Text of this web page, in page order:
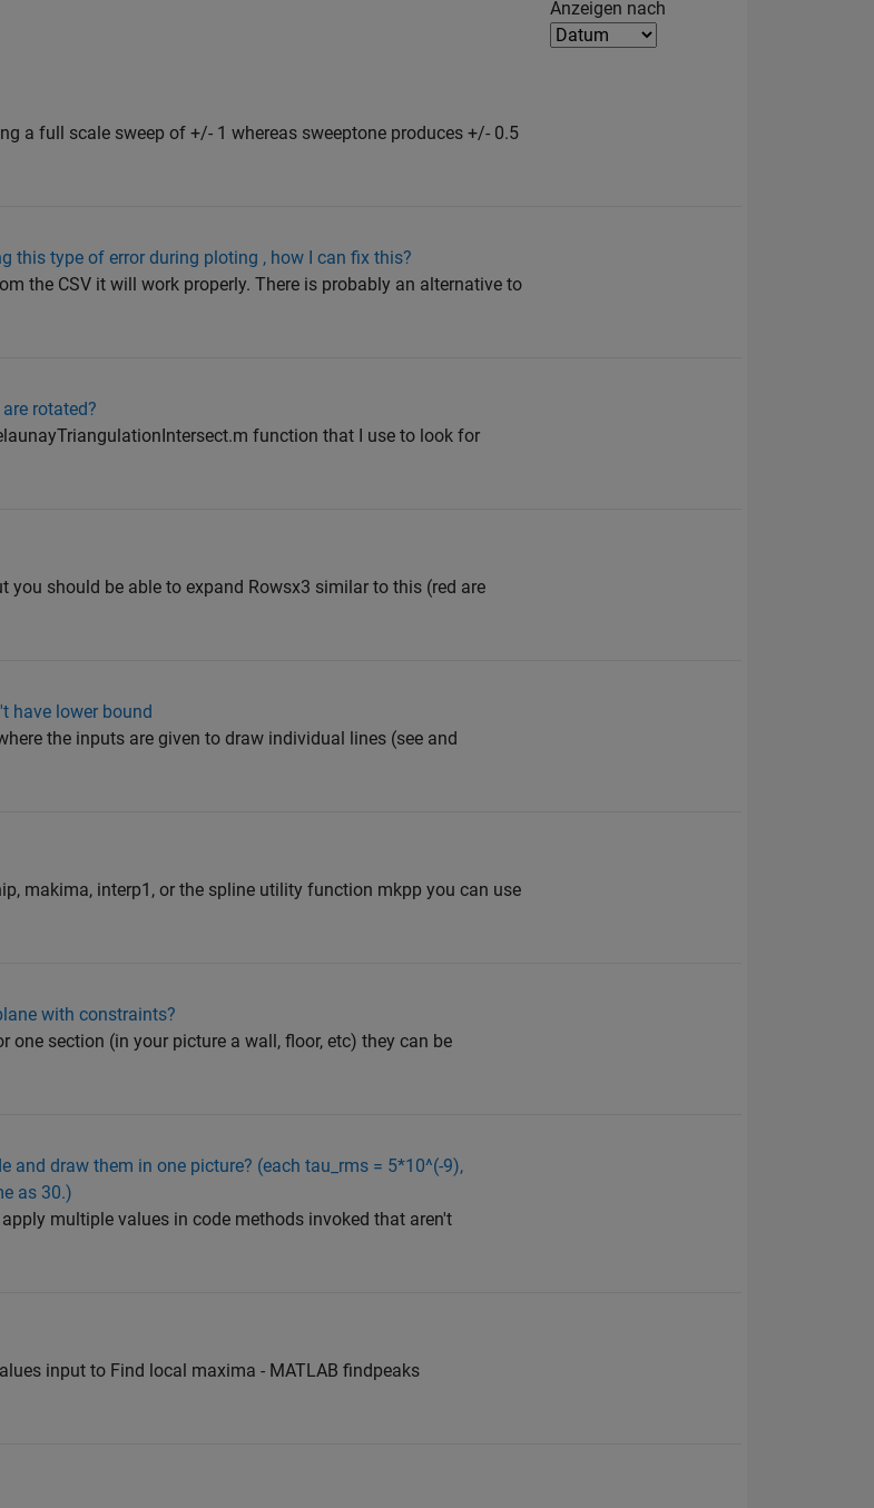
Filter2
Anzeigen nach
a full scale sweep of +/- 1 whereas sweeptone produces +/- 0.5
this type of error during ploting , how I can fix this?
the CSV it will work properly. There is probably an alternative to
rotated?
function that I use to look for
you should be able to expand Rowsx3 similar to this (red are
have lower bound
the inputs are given to draw individual lines (see and
makima, interp1, or the spline utility function mkpp you can use
with constraints?
one section (in your picture a wall, floor, etc) they can be
and draw them in one picture? (each tau_rms = 5*10^(-9),
as 30.)
multiple values in code methods invoked that aren't
input to Find local maxima - MATLAB findpeaks